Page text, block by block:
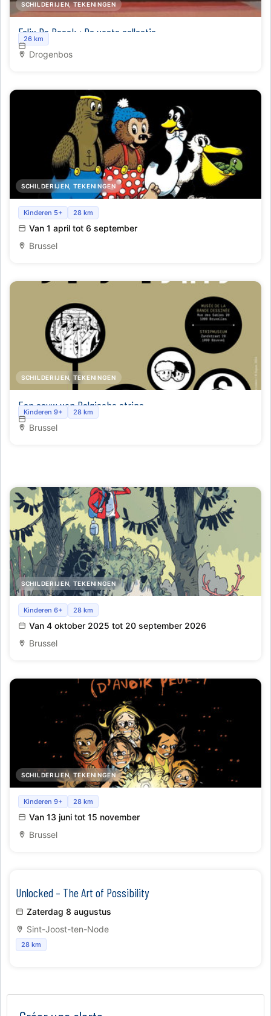
SCHILDERIJEN, TEKENINGEN
Felix De Boeck : De vaste collectie
26 km
Drogenbos
SCHILDERIJEN, TEKENINGEN
Pol. Een beertje van alle tijden.
Kinderen 5+ 28 km
Van 1 april tot 6 september
Brussel
SCHILDERIJEN, TEKENINGEN
Een eeuw van Belgische strips
Kinderen 9+ 28 km
Brussel
SCHILDERIJEN, TEKENINGEN
De natuur van Wauter Mannaert
Kinderen 6+ 28 km
Van 4 oktober 2025 tot 20 september 2026
Brussel
SCHILDERIJEN, TEKENINGEN
Alleen Niet bang (om bang te zijn!)
Kinderen 9+ 28 km
Van 13 juni tot 15 november
Brussel
Unlocked – The Art of Possibility
Zaterdag 8 augustus
Sint-Joost-ten-Node
28 km